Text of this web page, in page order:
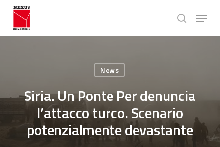
Skip
main
search
Menu
News
Siria. Un Ponte Per denuncia
l’attacco turco. Scenario
potenzialmente devastante